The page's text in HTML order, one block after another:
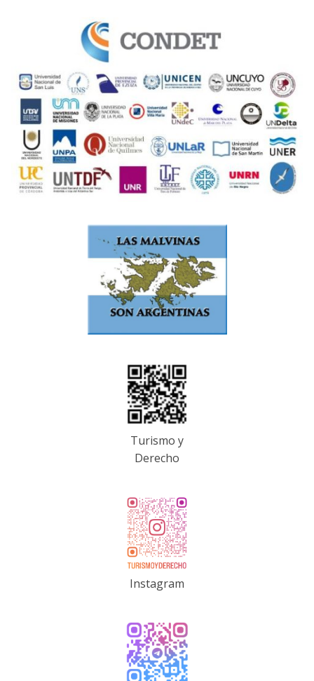
Turismo y
Derecho
Instagram